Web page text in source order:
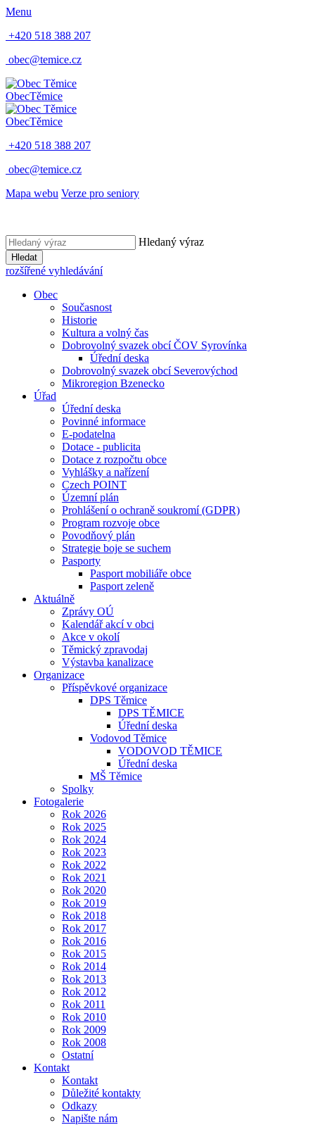
Menu
+420 518 388 207
obec@temice.cz
ObecTěmice
ObecTěmice
+420 518 388 207
obec@temice.cz
Mapa webu Verze pro seniory
Hledaný výraz
Hledat
rozšířené vyhledávání
Obec
Současnost
Historie
Kultura a volný čas
Dobrovolný svazek obcí ČOV Syrovínka
Úřední deska
Dobrovolný svazek obcí Severovýchod
Mikroregion Bzenecko
Úřad
Úřední deska
Povinné informace
E-podatelna
Dotace - publicita
Dotace z rozpočtu obce
Vyhlášky a nařízení
Czech POINT
Územní plán
Prohlášení o ochraně soukromí (GDPR)
Program rozvoje obce
Povodňový plán
Strategie boje se suchem
Pasporty
Pasport mobiliáře obce
Pasport zeleně
Aktuálně
Zprávy OÚ
Kalendář akcí v obci
Akce v okolí
Těmický zpravodaj
Výstavba kanalizace
Organizace
Příspěvkové organizace
DPS Těmice
DPS TĚMICE
Úřední deska
Vodovod Těmice
VODOVOD TĚMICE
Úřední deska
MŠ Těmice
Spolky
Fotogalerie
Rok 2026
Rok 2025
Rok 2024
Rok 2023
Rok 2022
Rok 2021
Rok 2020
Rok 2019
Rok 2018
Rok 2017
Rok 2016
Rok 2015
Rok 2014
Rok 2013
Rok 2012
Rok 2011
Rok 2010
Rok 2009
Rok 2008
Ostatní
Kontakt
Kontakt
Důležité kontakty
Odkazy
Napište nám